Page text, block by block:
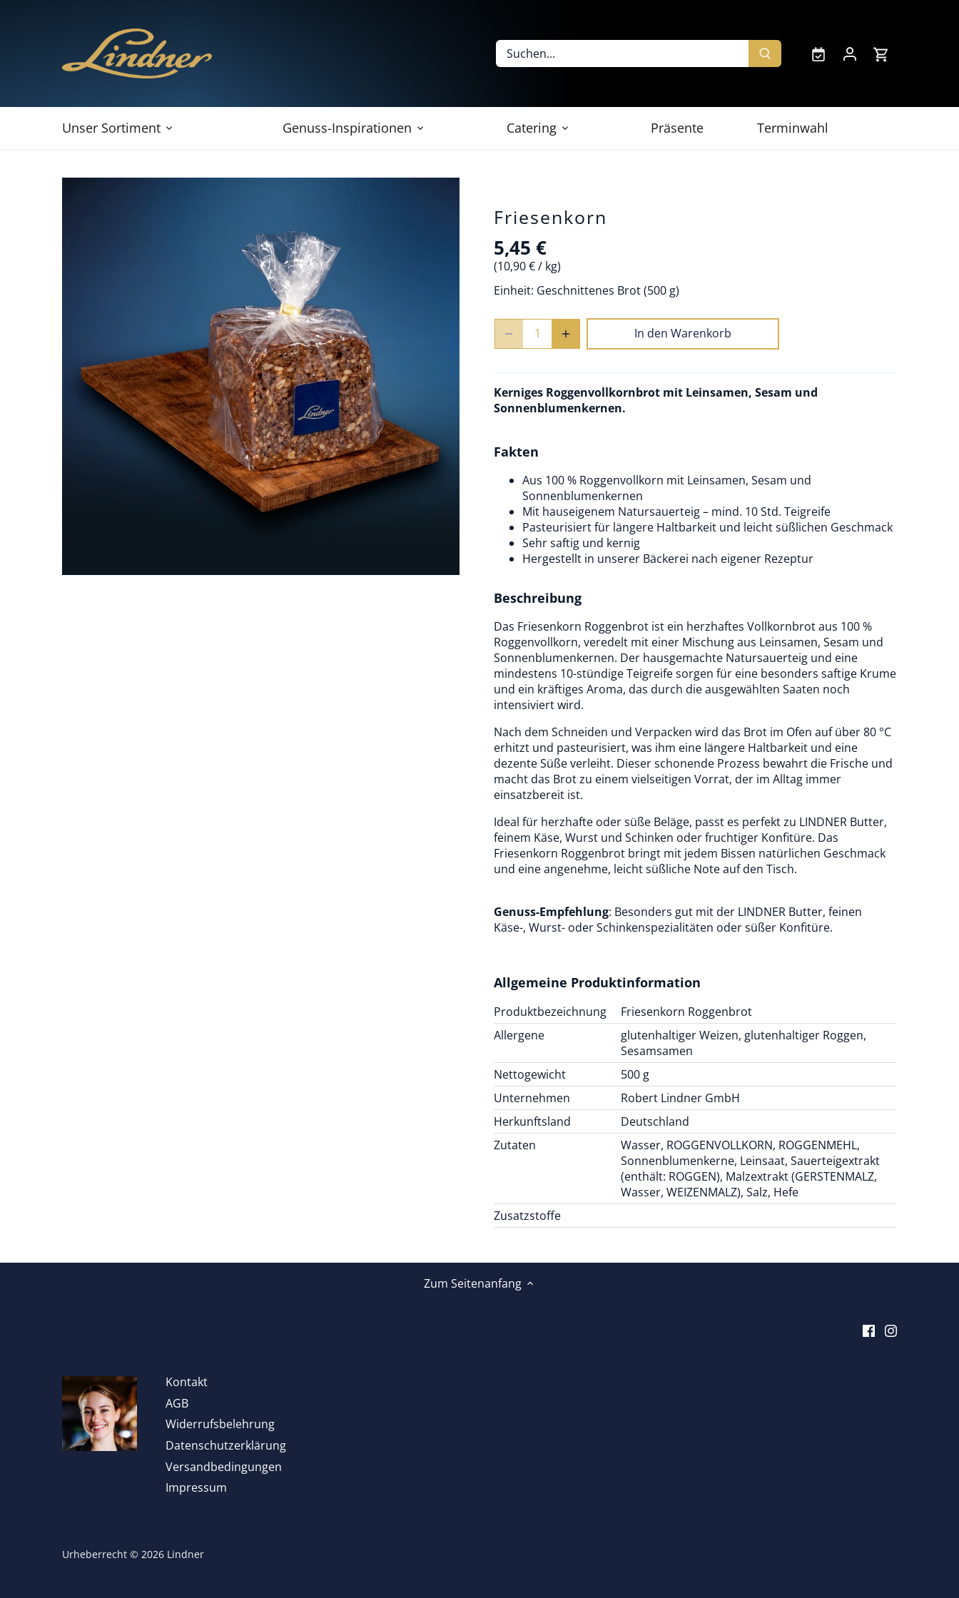
Unser Sortiment Genuss-Inspirationen Catering Präsente Terminwahl
Friesenkorn
5,45 €
10,90 €/ kg
Einheit: Geschnittenes Brot (500 g)
In den Warenkorb
Kerniges Roggenvollkornbrot mit Leinsamen, Sesam und
Sonnenblumenkernen.
Fakten
Aus 100 % Roggenvollkorn mit Leinsamen, Sesam und
Sonnenblumenkernen
Mit hauseigenem Natursauerteig – mind. 10 Std. Teigreife
Pasteurisiert für längere Haltbarkeit und leicht süßlichen Geschmack
Sehr saftig und kernig
Hergestellt in unserer Bäckerei nach eigener Rezeptur
Beschreibung
Das Friesenkorn Roggenbrot ist ein herzhaftes Vollkornbrot aus 100 %
Roggenvollkorn, veredelt mit einer Mischung aus Leinsamen, Sesam und
Sonnenblumenkernen. Der hausgemachte Natursauerteig und eine
mindestens 10-stündige Teigreife sorgen für eine besonders saftige Krume
und ein kräftiges Aroma, das durch die ausgewählten Saaten noch
intensiviert wird.
Nach dem Schneiden und Verpacken wird das Brot im Ofen auf über 80 °C
erhitzt und pasteurisiert, was ihm eine längere Haltbarkeit und eine
dezente Süße verleiht. Dieser schonende Prozess bewahrt die Frische und
macht das Brot zu einem vielseitigen Vorrat, der im Alltag immer
einsatzbereit ist.
Ideal für herzhafte oder süße Beläge, passt es perfekt zu LINDNER Butter,
feinem Käse, Wurst und Schinken oder fruchtiger Konfitüre. Das
Friesenkorn Roggenbrot bringt mit jedem Bissen natürlichen Geschmack
und eine angenehme, leicht süßliche Note auf den Tisch.
Genuss-Empfehlung: Besonders gut mit der LINDNER Butter, feinen
Käse-, Wurst- oder Schinkenspezialitäten oder süßer Konfitüre.
Allgemeine Produktinformation
Produktbezeichnung
Friesenkorn Roggenbrot
Allergene
glutenhaltiger Weizen, glutenhaltiger Roggen,
Sesamsamen
Nettogewicht
500 g
Unternehmen
Robert Lindner GmbH
Herkunftsland
Deutschland
Zutaten
Wasser, ROGGENVOLLKORN, ROGGENMEHL,
Sonnenblumenkerne, Leinsaat, Sauerteigextrakt
(enthält: ROGGEN), Malzextrakt (GERSTENMALZ,
Wasser, WEIZENMALZ), Salz, Hefe
Zusatzstoffe
Zum Seitenanfang
Kontakt
AGB
Widerrufsbelehrung
Datenschutzerklärung
Versandbedingungen
Impressum
Urheberrecht © 2026 Lindner